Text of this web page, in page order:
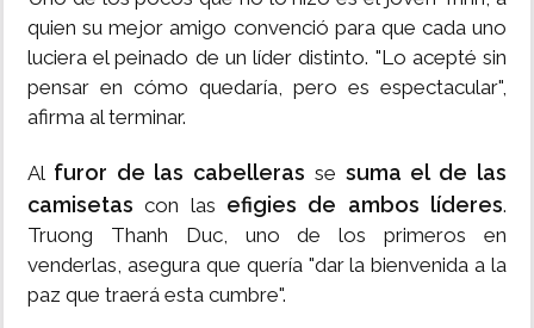
quien su mejor amigo convenció para que cada uno
luciera el peinado de un líder distinto. "Lo acepté sin
pensar en cómo quedaría, pero es espectacular",
afirma al terminar.
Al furor de las cabelleras se suma el de las
camisetas con las efigies de ambos líderes.
Truong Thanh Duc, uno de los primeros en
venderlas, asegura que quería "dar la bienvenida a la
paz que traerá esta cumbre".